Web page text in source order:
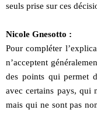
seuls prise sur ces
Nicole Gnesotto :
Pour compléter
n’acceptent
des points qui permet
avec certains pays, qui
mais qui ne sont pas